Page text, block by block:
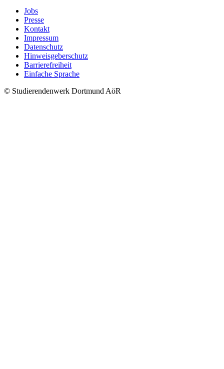
Jobs
Presse
Kontakt
Impressum
Datenschutz
Hinweisgeberschutz
Barrierefreiheit
Einfache Sprache
© Studierendenwerk Dortmund AöR